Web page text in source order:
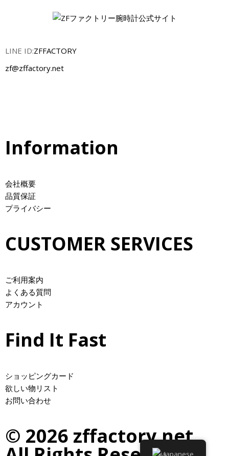
LINE ID:ZFFACTORY
zf@zffactory.net
Information
会社概要
品質保証
プライバシー
CUSTOMER SERVICES
ご利用案内
よくある質問
アカウント
Find It Fast
ショッピングカード
欲しい物リスト
お問い合わせ
© 2026 zffactory.net.
Japanese